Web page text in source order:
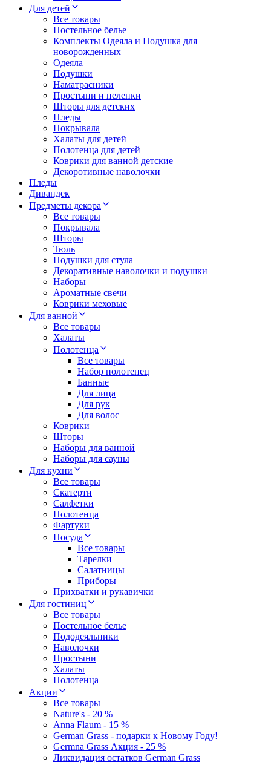
Для детей
Все товары
Постельное белье
Комплекты Одеяла и Подушка для
новорожденных
Одеяла
Подушки
Наматрасники
Простыни и пеленки
Шторы для детских
Пледы
Покрывала
Халаты для детей
Полотенца для детей
Коврики для ванной детские
Декоротивные наволочки
Пледы
Дивандек
Предметы декора
Все товары
Покрывала
Шторы
Тюль
Подушки для стула
Декоративные наволочки и подушки
Наборы
Ароматные свечи
Коврики меховые
Для ванной
Все товары
Халаты
Полотенца
Все товары
Набор полотенец
Банные
Для лица
Для рук
Для волос
Коврики
Шторы
Наборы для ванной
Наборы для сауны
Для кухни
Все товары
Скатерти
Салфетки
Полотенца
Фартуки
Посуда
Все товары
Тарелки
Салатницы
Приборы
Прихватки и рукавички
Для гостиниц
Все товары
Постельное белье
Пододеяльники
Наволочки
Простыни
Халаты
Полотенца
Акции
Все товары
Nature's - 20 %
Anna Flaum - 15 %
German Grass - подарки к Новому Году!
Germna Grass Акция - 25 %
Ликвидация остатков German Grass